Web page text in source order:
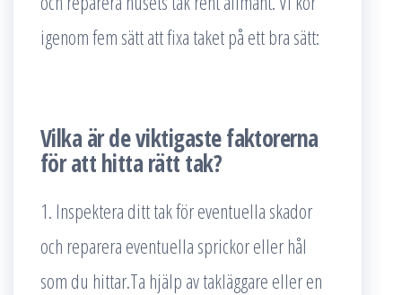
igenom fem sätt att fixa taket på ett bra sätt:
Vilka är de viktigaste faktorerna
för att hitta rätt tak?
1. Inspektera ditt tak för eventuella skador
och reparera eventuella sprickor eller hål
som du hittar.Ta hjälp av takläggare eller en